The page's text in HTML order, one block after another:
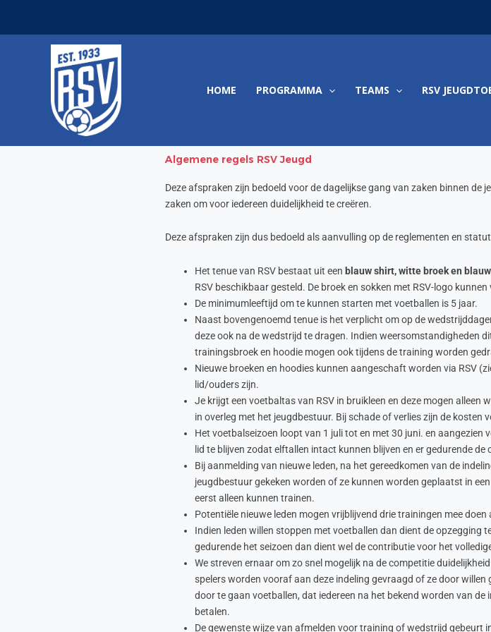
HOME PROGRAMMA TEAMS RSV
Algemene regels RSV Jeugd
Deze afspraken zijn bedoeld voor de dagelijkse gang van zaken binnen
zaken om voor iedereen duidelijkheid te creëren.
Deze afspraken zijn dus bedoeld als aanvulling op de reglementen en
Het tenue van RSV bestaat uit een blauw shirt, witte broek en
RSV beschikbaar gesteld. De broek en sokken met RSV-logo
De minimumleeftijd om te kunnen starten met voetballen is 5 jaar.
Naast bovengenoemd tenue is het verplicht om op de
deze ook na de wedstrijd te dragen. Indien weersomstandigheden
trainingsbroek en hoodie mogen ook tijdens de training worden
Nieuwe broeken en hoodies kunnen aangeschaft worden via RSV
lid/ouders zijn.
Je krijgt een voetbaltas van RSV in bruikleen en deze mogen
in overleg met het jeugdbestuur. Bij schade of verlies zijn de kosten
Het voetbalseizoen loopt van 1 juli tot en met 30 juni. en aangezien
lid te blijven zodat elftallen intact kunnen blijven en er gedurende
Bij aanmelding van nieuwe leden, na het gereedkomen van de
jeugdbestuur gekeken worden of ze kunnen worden geplaatst in
eerst alleen kunnen trainen.
Potentiële nieuwe leden mogen vrijblijvend drie trainingen mee
Indien leden willen stoppen met voetballen dan dient de opzegging
gedurende het seizoen dan dient wel de contributie voor het
We streven ernaar om zo snel mogelijk na de competitie
spelers worden vooraf aan deze indeling gevraagd of ze door
door te gaan voetballen, dat iedereen na het bekend worden van
betalen.
De gewenste wijze van afmelden voor training of wedstrijd gebeurt